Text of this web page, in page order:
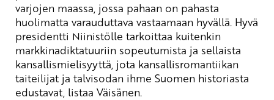
varjojen maassa, jossa pahaan on pahasta
huolimatta varauduttava vastaamaan hyvällä. Hyvä
presidentti Niinistölle tarkoittaa kuitenkin
markkinadiktatuuriin sopeutumista ja sellaista
kansallismielisyyttä, jota kansallisromantiikan
taiteilijat ja talvisodan ihme Suomen historiasta
edustavat, listaa Väisänen.